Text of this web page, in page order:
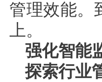
管理效能。
上。
强化智能
探索行业